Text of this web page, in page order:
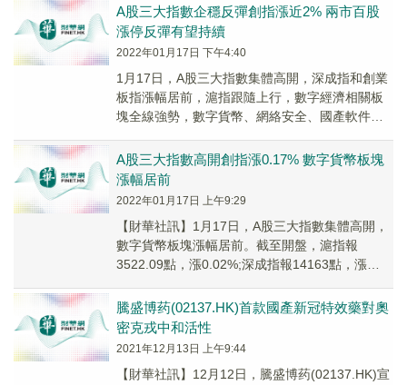
A股三大指數企穩反彈創指漲近2% 兩市百股
漲停反彈有望持續
2022年01月17日 下午4:40
1月17日，A股三大指數集體高開，深成指和創業
板指漲幅居前，滬指跟隨上行，數字經濟相關板
塊全線強勢，數字貨幣、網絡安全、國產軟件、
大幅衝...
A股三大指數高開創指漲0.17% 數字貨幣板塊
漲幅居前
2022年01月17日 上午9:29
【財華社訊】1月17日，A股三大指數集體高開，
數字貨幣板塊漲幅居前。截至開盤，滬指報
3522.09點，漲0.02%;深成指報14163點，漲
騰盛博药(02137.HK)首款國產新冠特效藥對奧
密克戎中和活性
2021年12月13日 上午9:44
【財華社訊】12月12日，騰盛博药(02137.HK)宣